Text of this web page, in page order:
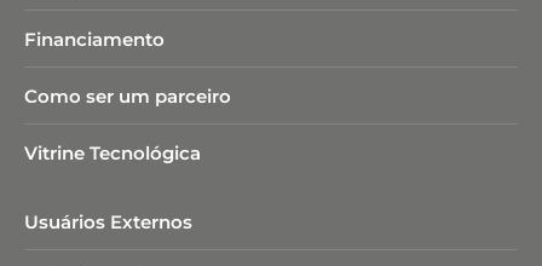
Financiamento
Como ser um parceiro
Vitrine Tecnológica
Usuários Externos